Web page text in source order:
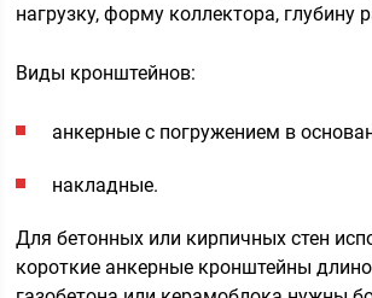
нагрузку, форму коллектора, глубину
Виды кронштейнов:
анкерные с погружением в
накладные.
Для бетонных или кирпичных стен
короткие анкерные кронштейны